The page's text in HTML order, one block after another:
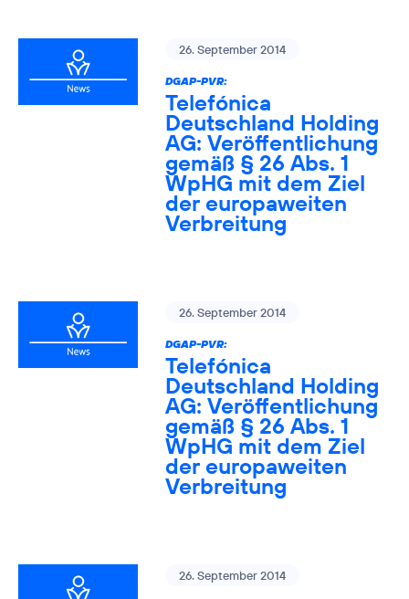
26. September 2014
DGAP-PVR:
Telefónica
Deutschland Holding
AG: Veröffentlichung
gemäß § 26 Abs. 1
WpHG mit dem Ziel
der europaweiten
Verbreitung
26. September 2014
DGAP-PVR:
Telefónica
Deutschland Holding
AG: Veröffentlichung
gemäß § 26 Abs. 1
WpHG mit dem Ziel
der europaweiten
Verbreitung
26. September 2014